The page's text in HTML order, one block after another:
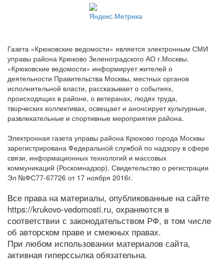
Газета «Крюковские ведомости» является электронным СМИ
управы района Крюково Зеленоградского АО г.Москвы.
«Крюковские ведомости» информирует жителей о
деятельности Правительства Москвы, местных органов
исполнительной власти, рассказывает о событиях,
происходящих в районе, о ветеранах, людях труда,
творческих коллективах, освещает и анонсирует культурные,
развлекательные и спортивные мероприятия района.
Электронная газета управы района Крюково города Москвы
зарегистрирована Федеральной службой по надзору в сфере
связи, информационных технологий и массовых
коммуникаций (Роскомнадзор). Свидетельство о регистрации
Эл №ФС77-67726 от 17 ноября 2016г.
Все права на материалы, опубликованные на сайте
https://krukovo-vedomosti.ru, охраняются в
соответствии с законодательством РФ, в том числе
об авторском праве и смежных правах.
При любом использовании материалов сайта,
активная гиперссылка обязательна.